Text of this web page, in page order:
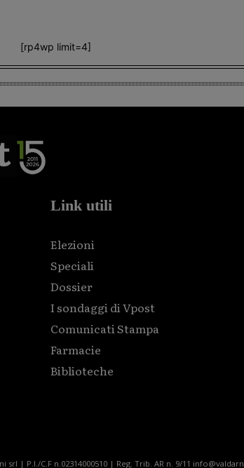
[rp4wp limit=4]
Link utili
Elezioni
Speciali
Dossier
I sondaggi di Vpost
Comunicati Stampa
Farmacie
Biblioteche
srl | P.I./C.F n.02314000510 | Reg. Trib. AR n. 9/11